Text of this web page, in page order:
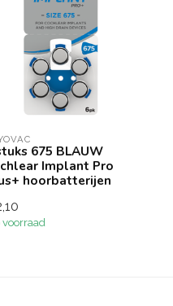
675 BLAUW
Implant Pro
hoorbatterijen
voorraad